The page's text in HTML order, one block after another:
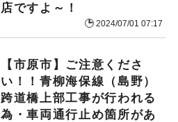
店ですよ～！
2024/07/01 07:17
【市原市】ご注意くださ
い！！青柳海保線（島野）
跨道橋上部工事が行われる
為・車両通行止め箇所があ